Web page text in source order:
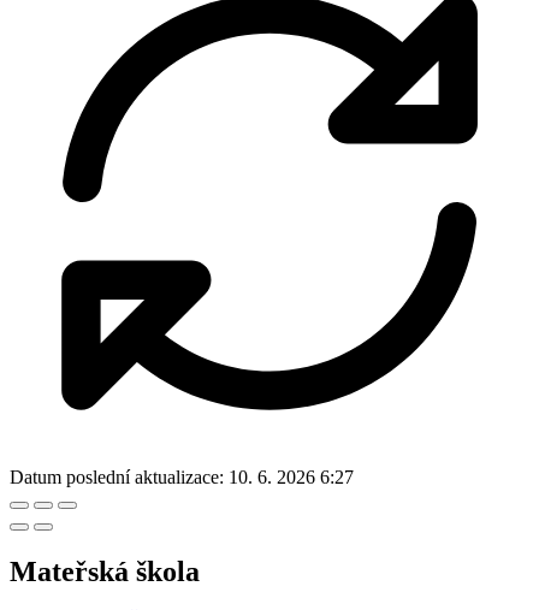
Datum poslední aktualizace: 10. 6. 2026 6:27
Mateřská škola